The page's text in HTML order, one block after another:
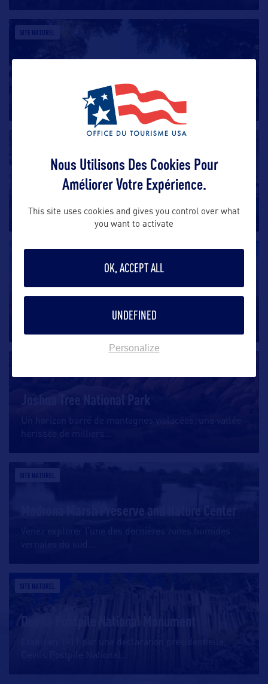
SITE NATUREL
Seulement 1 % de la superficie du parc de Yosemite
peut être visité ! Difficile
…
Mono Lake
dressent sur le lac,…
Pinnacles National Park
Si vous désirez monter au pinacle, c’est le moment –
Joshua Tree National Park
Un horizon barré de montagnes violacées, une vallée
hérissée de milliers
SITE NATUREL
Madrona Marsh Preserve and Nature Center
Venez explorer l’une des dernières zones humides
SITE NATUREL
Devils Postpile National Monument
Etabli en 1911 par une déclaration présidentielle,
Devils Postpile National
Nous Utilisons Des Cookies Pour
Améliorer Votre Expérience.
This site uses cookies and gives you control over what
you want to activate
OK, ACCEPT ALL
UNDEFINED
Personalize